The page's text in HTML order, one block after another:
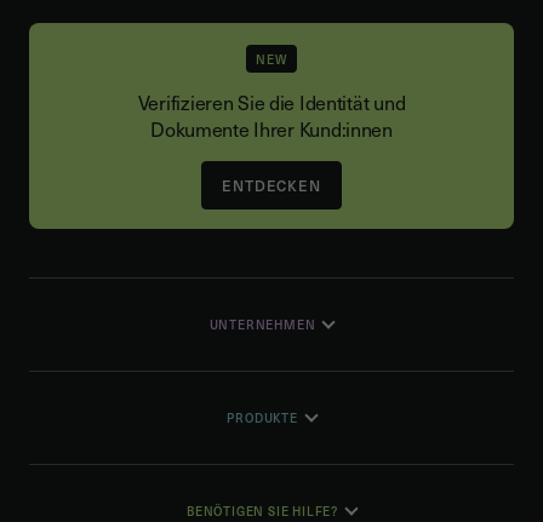
NEW
Verifizieren Sie die Identität und
Dokumente Ihrer Kund:innen
ENTDECKEN
UNTERNEHMEN
PRODUKTE
BENÖTIGEN SIE HILFE?